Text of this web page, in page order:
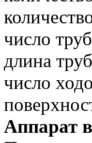
число
длина
число
Аппарат